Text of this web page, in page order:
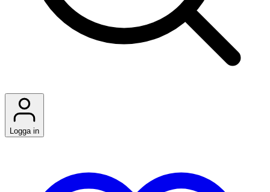
Logga in